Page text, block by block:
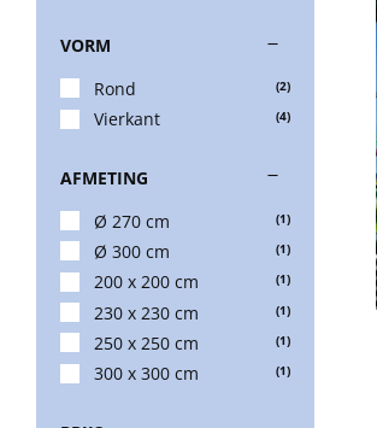
VORM
Rond
(2)
Vierkant (4)
AFMETING
Ø 270 cm
(1)
Ø 300 cm (1)
200 x 200 cm (1)
230 x 230 cm (1)
250 x 250 cm (1)
300 x 300 cm (1)